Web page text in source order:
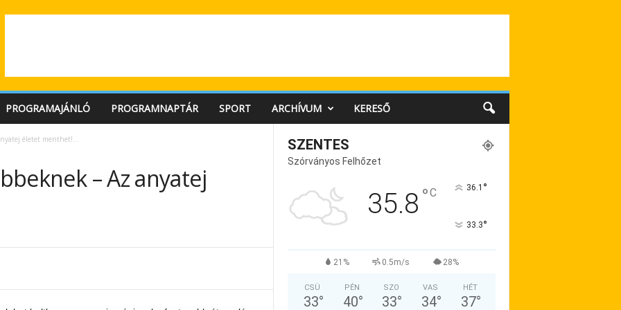
PROGRAMAJÁNLÓ PROGRAMNAPTÁR SPORT ARCHÍVUM KERESŐ
életet menthet!…
– Az anyatej
SZENTES
Szórványos Felhőzet
35.8 °C 36.1 °
33.3°
21% 0.5m/s 28%
CSÜ
33°
PÉN
40°
SZO
33°
VAS
34°
HÉT
37°